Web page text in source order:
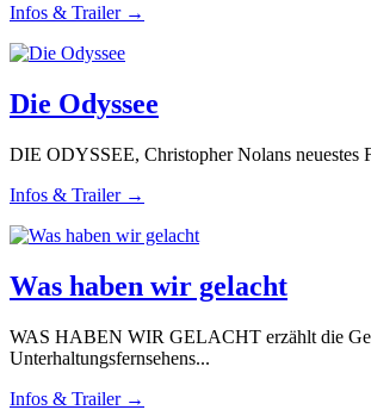
Infos & Trailer →
Die Odyssee
DIE ODYSSEE, Christopher Nolans neuestes
Infos & Trailer →
Was haben wir gelacht
WAS HABEN WIR GELACHT erzählt die
Unterhaltungsfernsehens...
Infos & Trailer →